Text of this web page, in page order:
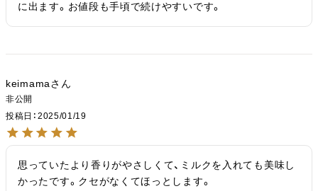
に出ます。お値段も手頃で続けやすいです。
keimama
非公開
投稿日
2025/01/19
思っていたより香りがやさしくて、ミルクを入れても美味し
かったです。クセがなくてほっとします。